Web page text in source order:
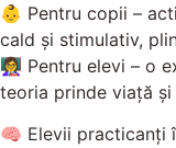
👶 Pentru copii –
cald și stimulativ,
👩‍🏫 Pentru elevi – o
teoria prinde viață și
🧠 Elevii practicanți